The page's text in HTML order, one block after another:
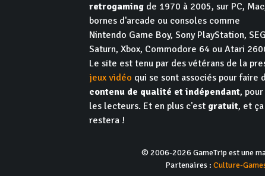
retrogaming de 1970 à 2005, sur PC,
bornes d'arcade ou consoles comme
Nintendo Game Boy, Sony PlayStation,
Saturn, Xbox, Commodore 64 ou Atari
Le site est tenu par des vétérans de la
jeux vidéo qui se sont associés pour faire
contenu de qualité et indépendant, pour
les lecteurs. Et en plus c'est gratuit, et
restera !
© 2006-2026 GameTrip est une
Partenaires : Culture-